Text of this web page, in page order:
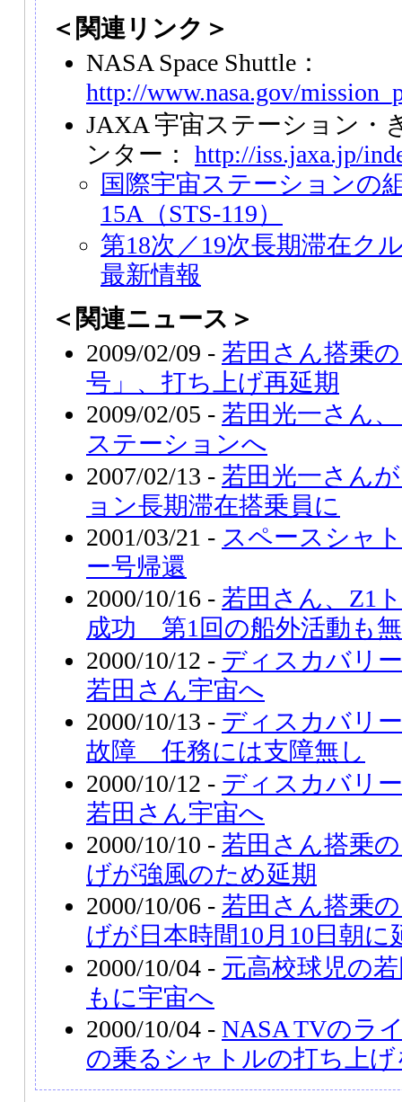
＜関連リンク＞
NASA Space Shuttle：
http://www.nasa.gov/
JAXA 宇宙ステーション・
ンター： http://iss.jaxa.jp/
国際宇宙ステーションの
15A（STS-119）
第18次／19次長期滞在ク
最新情報
＜関連ニュース＞
2009/02/09 - 若田さん搭乗
号」、打ち上げ再延期
2009/02/05 - 若田光一さん
ステーションへ
2007/02/13 - 若田光一さん
ョン長期滞在搭乗員に
2001/03/21 - スペースシャ
ー号帰還
2000/10/16 - 若田さん、Z1
成功 第1回の船外活動も
2000/10/12 - ディスカバリ
若田さん宇宙へ
2000/10/13 - ディスカバリ
故障 任務には支障無し
2000/10/12 - ディスカバリ
若田さん宇宙へ
2000/10/10 - 若田さん搭乗
げが強風のため延期
2000/10/06 - 若田さん搭乗
げが日本時間10月10日朝に
2000/10/04 - 元高校球児の
もに宇宙へ
2000/10/04 - NASA TVのラ
の乗るシャトルの打ち上